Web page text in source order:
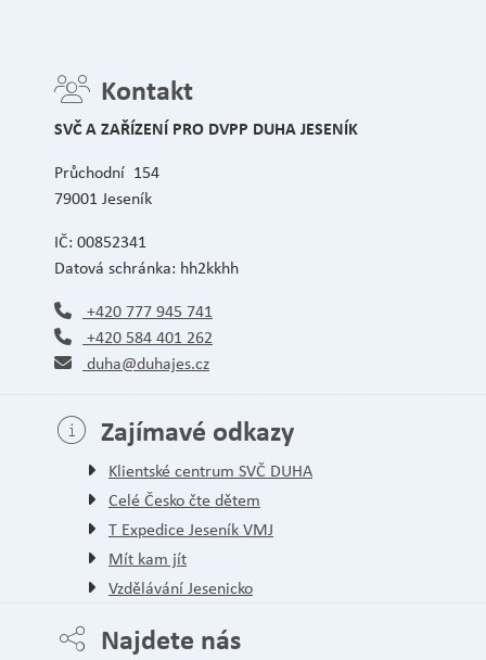
Kontakt
SVČ A ZAŘÍZENÍ PRO DVPP DUHA JESENÍK
Průchodní 154
79001 Jeseník
IČ: 00852341
Datová schránka: hh2kkhh
+420 777 945 741
+420 584 401 262
duha@duhajes.cz
Zajímavé odkazy
Klientské centrum SVČ DUHA
Celé Česko čte dětem
T Expedice Jeseník VMJ
Mít kam jít
Vzdělávání Jesenicko
Najdete nás